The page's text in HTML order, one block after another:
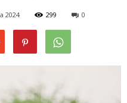
2024 299 0